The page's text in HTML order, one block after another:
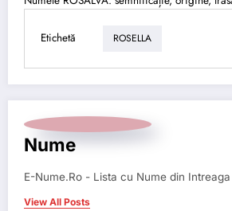
Etichetă ROSELLA
Nume
E-Nume.Ro - Lista cu Nume din
View All Posts